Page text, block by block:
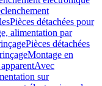
Pièces détachées pour
alimentation par
Pièces détachées
Montage en
Avec
sur